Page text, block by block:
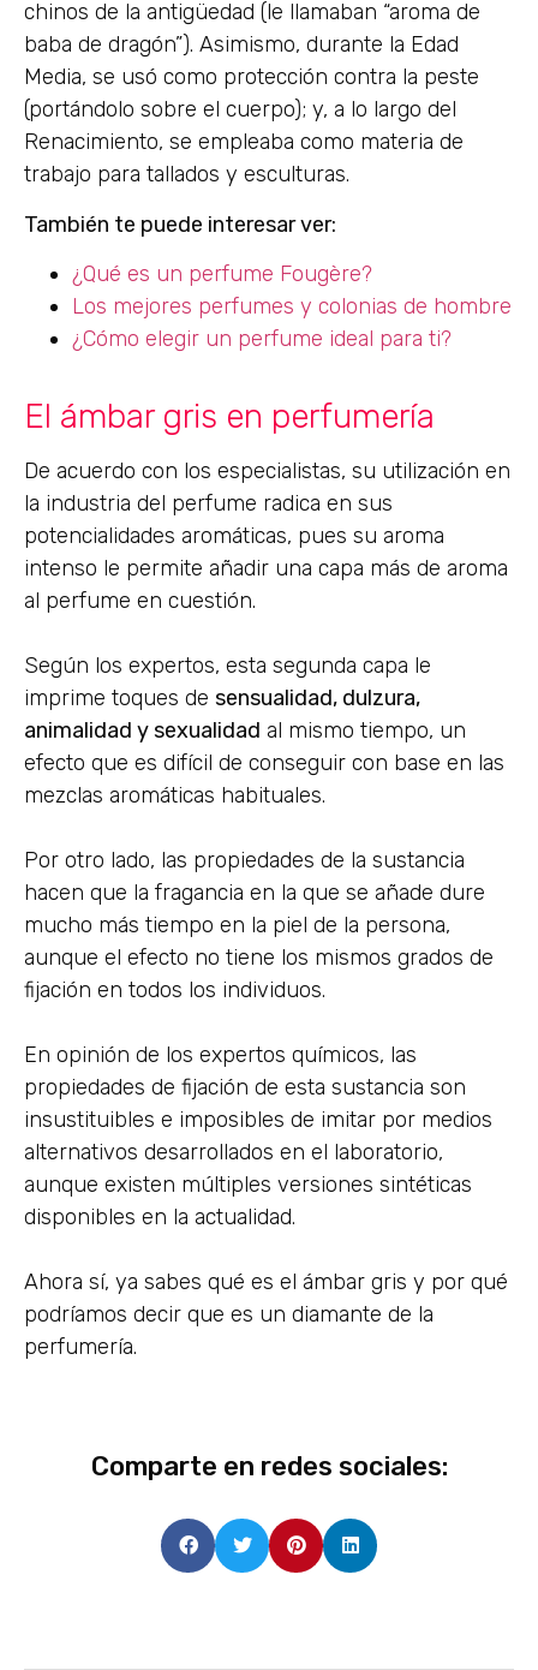
chinos de la antigüedad (le llamaban “aroma de
baba de dragón”). Asimismo, durante la Edad
Media, se usó como protección contra la peste
(portándolo sobre el cuerpo); y, a lo largo del
Renacimiento, se empleaba como materia de
trabajo para tallados y esculturas.
También te puede interesar ver:
¿Qué es un perfume Fougère?
Los mejores perfumes y colonias de hombre
¿Cómo elegir un perfume ideal para ti?
El ámbar gris en perfumería
De acuerdo con los especialistas, su utilización en
la industria del perfume radica en sus
potencialidades aromáticas, pues su aroma
intenso le permite añadir una capa más de aroma
al perfume en cuestión.
Según los expertos, esta segunda capa le
imprime toques de sensualidad, dulzura,
animalidad y sexualidad al mismo tiempo, un
efecto que es difícil de conseguir con base en las
mezclas aromáticas habituales.
Por otro lado, las propiedades de la sustancia
hacen que la fragancia en la que se añade dure
mucho más tiempo en la piel de la persona,
aunque el efecto no tiene los mismos grados de
fijación en todos los individuos.
En opinión de los expertos químicos, las
propiedades de fijación de esta sustancia son
insustituibles e imposibles de imitar por medios
alternativos desarrollados en el laboratorio,
aunque existen múltiples versiones sintéticas
disponibles en la actualidad.
Ahora sí, ya sabes qué es el ámbar gris y por qué
podríamos decir que es un diamante de la
perfumería.
Comparte en redes sociales: